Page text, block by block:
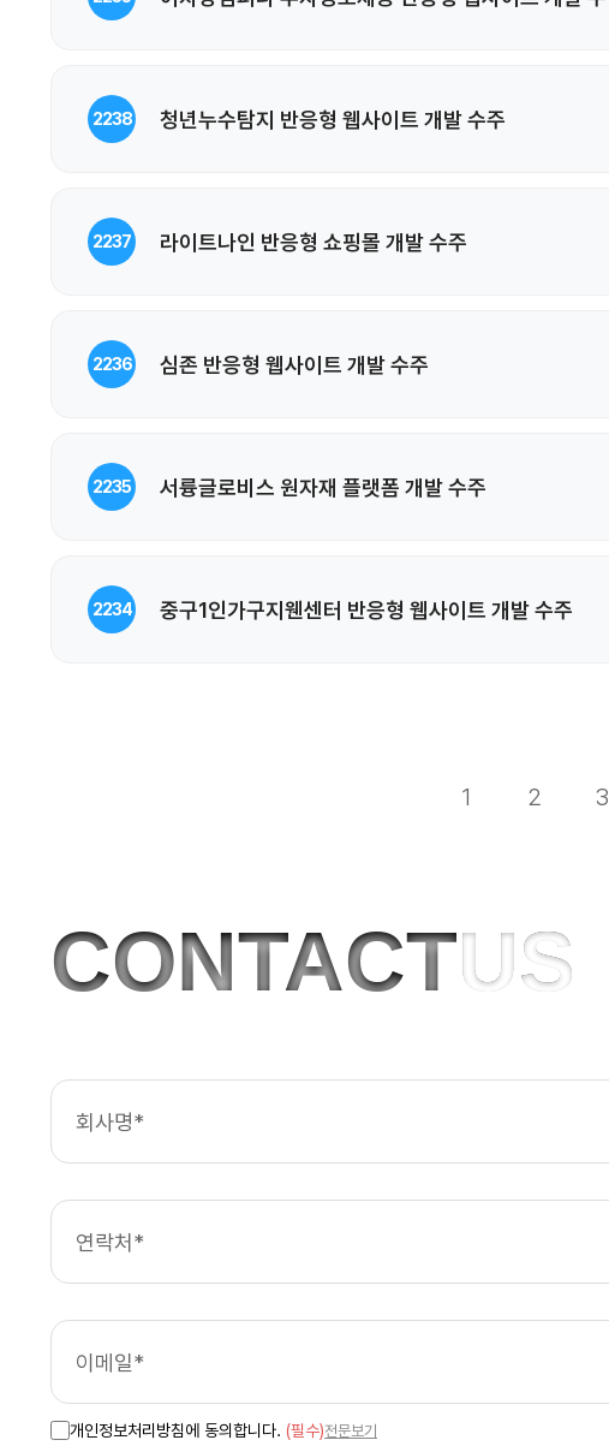
2238 청년누수탐지 반응형 웹사이트 개발 수주
2237 라이트나인 반응형 쇼핑몰 개발 수주
2236 심존 반응형 웹사이트 개발 수주
2235 서륭글로비스 원자재 플랫폼 개발 수주
2234 중구1인가구지웬센터 반응형 웹사이트 개발 수주
1 2 3
CONTACTUS
개인정보처리방침에 동의합니다. (필수)전문보기